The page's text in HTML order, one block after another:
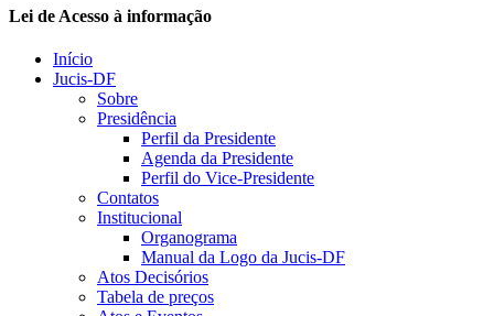
Lei de Acesso à informação
Início
Jucis-DF
Sobre
Presidência
Perfil da Presidente
Agenda da Presidente
Perfil do Vice-Presidente
Contatos
Institucional
Organograma
Manual da Logo da Jucis-DF
Atos Decisórios
Tabela de preços